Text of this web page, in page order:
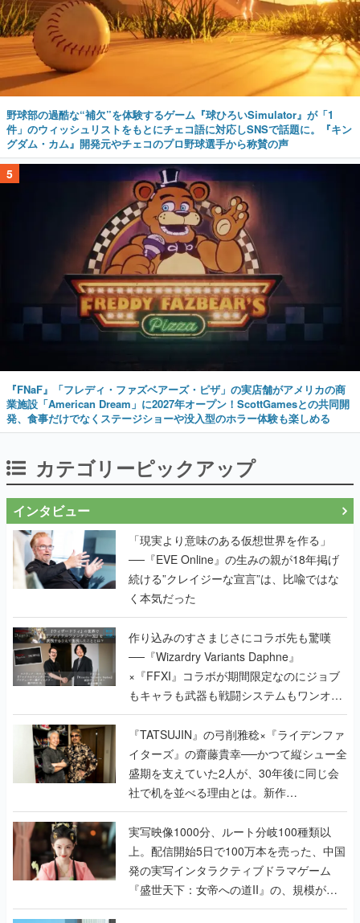
野球部の過酷な“補欠”を体験するゲーム『球ひろいSimulator』が「1
件」のウィッシュリストをもとにチェコ語に対応しSNSで話題に。『キン
グダム・カム』開発元やチェコのプロ野球選手から称賛の声
5
『FNaF』「フレディ・ファズベアーズ・ピザ」の実店舗がアメリカの商
業施設「American Dream」に2027年オープン！ScottGamesとの共同開
発、食事だけでなくステージショーや没入型のホラー体験も楽しめる
カテゴリーピックアップ
インタビュー
「現実より意味のある仮想世界を作る」
──『EVE Online』の生みの親が18年掲げ
続ける”クレイジーな宣言”は、比喩ではな
く本気だった
作り込みのすさまじさにコラボ先も驚嘆
──『Wizardry Variants Daphne』
×『FFXI』コラボが期間限定なのにジョブ
もキャラも武器も戦闘システムもワンオフ
で作り込まれた理由を両ディレクターに聞
く
『TATSUJIN』の弓削雅稔×『ライデンファ
イターズ』の齋藤貴幸──かつて縦シュー全
盛期を支えていた2人が、30年後に同じ会
社で机を並べる理由とは。新作
『TATSUJIN EXTREME』で初タッグを組
んだレジェンド2人に訊く開発秘話
実写映像1000分、ルート分岐100種類以
上。配信開始5日で100万本を売った、中国
発の実写インタラクティブドラマゲーム
『盛世天下：女帝への道II』の、規模が違
うこだわりをプロデューサーに聞いた